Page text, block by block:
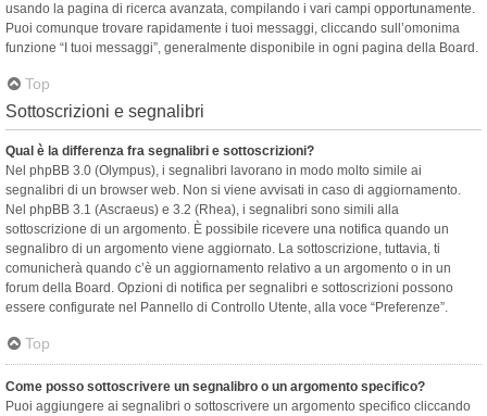
usando la pagina di ricerca avanzata, compilando i vari campi opportunamente.
Puoi comunque trovare rapidamente i tuoi messaggi, cliccando sull’omonima
funzione “I tuoi messaggi”, generalmente disponibile in ogni pagina della Board.
Top
Sottoscrizioni e segnalibri
Qual è la differenza fra segnalibri e sottoscrizioni?
Nel phpBB 3.0 (Olympus), i segnalibri lavorano in modo molto simile ai
segnalibri di un browser web. Non si viene avvisati in caso di aggiornamento.
Nel phpBB 3.1 (Ascraeus) e 3.2 (Rhea), i segnalibri sono simili alla
sottoscrizione di un argomento. È possibile ricevere una notifica quando un
segnalibro di un argomento viene aggiornato. La sottoscrizione, tuttavia, ti
comunicherà quando c’è un aggiornamento relativo a un argomento o in un
forum della Board. Opzioni di notifica per segnalibri e sottoscrizioni possono
essere configurate nel Pannello di Controllo Utente, alla voce “Preferenze”.
Top
Come posso sottoscrivere un segnalibro o un argomento specifico?
Puoi aggiungere ai segnalibri o sottoscrivere un argomento specifico cliccando